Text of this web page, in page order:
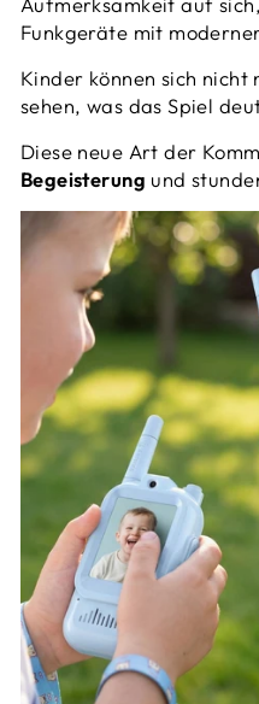
Funkgeräte mit
Kinder können sich nicht
sehen, was das Spiel
Diese neue Art der
Begeisterung und